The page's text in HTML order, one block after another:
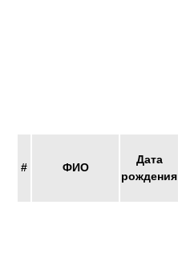
# ФИО
Дата
рождения